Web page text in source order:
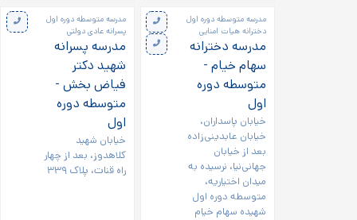
مدرسه متوسطه دوره اول
دخترانه هیات امنایی
مدرسه دخترانه
سهام خیام -
متوسطه دوره
اول
خیابان پاسداران،
خیابان عابدینی‌زاده
بعد از خیابان
جهانی‌نیا، نرسیده به
میدان اختیاریه،
متوسطه دوره اول
شهیده سهام خیام
مدرسه متوسطه دوره اول
پسرانه عادی دولتی
مدرسه پسرانه
شهید دکتر
فیاض بخش -
متوسطه دوره
اول
خیابان شهید
کلاهدوز، بعد از چهار
راه قنات، پلاک ۳۳۹